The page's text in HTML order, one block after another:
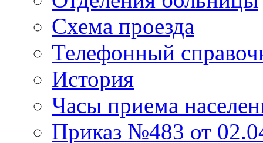
Схема проезда
Телефонный
История
Часы приема
Приказ №483 от